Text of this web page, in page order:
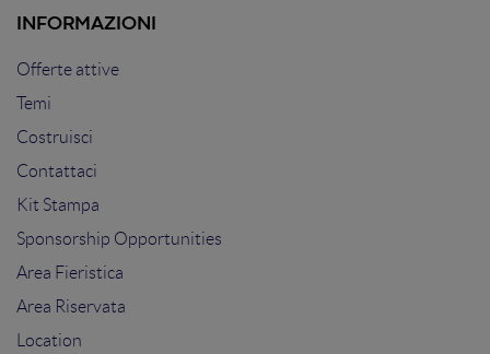
INFORMAZIONI
Offerte attive
Temi
Costruisci
Contattaci
Kit Stampa
Sponsorship Opportunities
Area Fieristica
Area Riservata
Location